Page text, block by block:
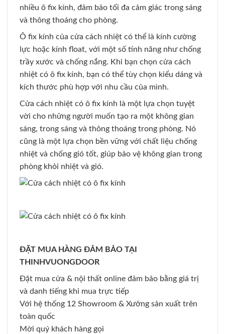
nhiều ô fix kính, đảm bảo tối đa cảm giác trong sáng
và thông thoáng cho phòng.
Ô fix kính của cửa cách nhiệt có thể là kính cường
lực hoặc kính float, với một số tính năng như chống
trầy xước và chống nắng. Khi bạn chọn cửa cách
nhiệt có ô fix kính, bạn có thể tùy chọn kiểu dáng và
kích thước phù hợp với nhu cầu của mình.
Cửa cách nhiệt có ô fix kính là một lựa chọn tuyệt
vời cho những người muốn tạo ra một không gian
sáng, trong sáng và thông thoáng trong phòng. Nó
cũng là một lựa chọn bền vững với chất liệu chống
nhiệt và chống gió tốt, giúp bảo vệ không gian trong
phòng khỏi nhiệt và gió.
ĐẶT MUA HÀNG ĐẢM BẢO TẠI
THINHVUONGDOOR
Đặt mua cửa & nội thất online đảm bảo bằng giá trị
và danh tiếng khi mua trực tiếp
Với hệ thống 12 Showroom & Xưởng sản xuất trên
toàn quốc
Mời quý khách hàng gọi